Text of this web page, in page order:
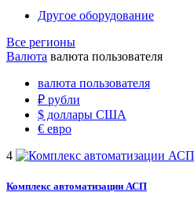
Другое оборудование
Все регионы
Валюта валюта пользователя
валюта пользователя
₽ рубли
$ доллары США
€ евро
4
Комплекс автоматизации АСП